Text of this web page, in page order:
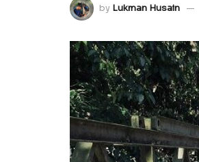
by Lukman Husain